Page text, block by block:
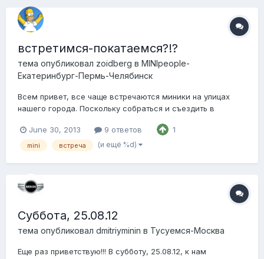
встретимся-покатаемся?!?
тема опубликовал zoidberg в MINIpeople-
Екатеринбург-Пермь-Челябинск
Всем привет, все чаще встречаются миники на улицах
нашего города. Поскольку собраться и съездить в
организовать мини встречу в екб, познакомиться и
прокатиться по городу))) кто что думает?? вопросы
June 30, 2013 9 ответов 1
mini встреча (и ещё %d)
Суббота, 25.08.12
тема опубликовал dmitriyminin в Тусуемся-Москва
Еще раз приветствую!!! В субботу, 25.08.12, к нам